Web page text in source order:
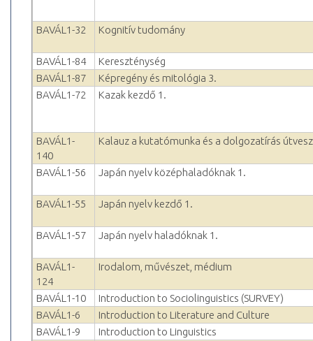
BAVÁL1-32 Kognitív tudomány
BAVÁL1-84
Kereszténység
BAVÁL1-87
Képregény és mitológia 3.
BAVÁL1-72
Kazak kezdő 1.
BAVÁL1-
140
Kalauz a kutatómunka és a dolgozatírás
BAVÁL1-56 Japán nyelv középhaladóknak 1.
BAVÁL1-55 Japán nyelv kezdő 1.
BAVÁL1-57 Japán nyelv haladóknak 1.
BAVÁL1-
124
Irodalom, művészet, médium
BAVÁL1-10
Introduction to Sociolinguistics (SURVEY)
BAVÁL1-6
Introduction to Literature and Culture
BAVÁL1-9
Introduction to Linguistics